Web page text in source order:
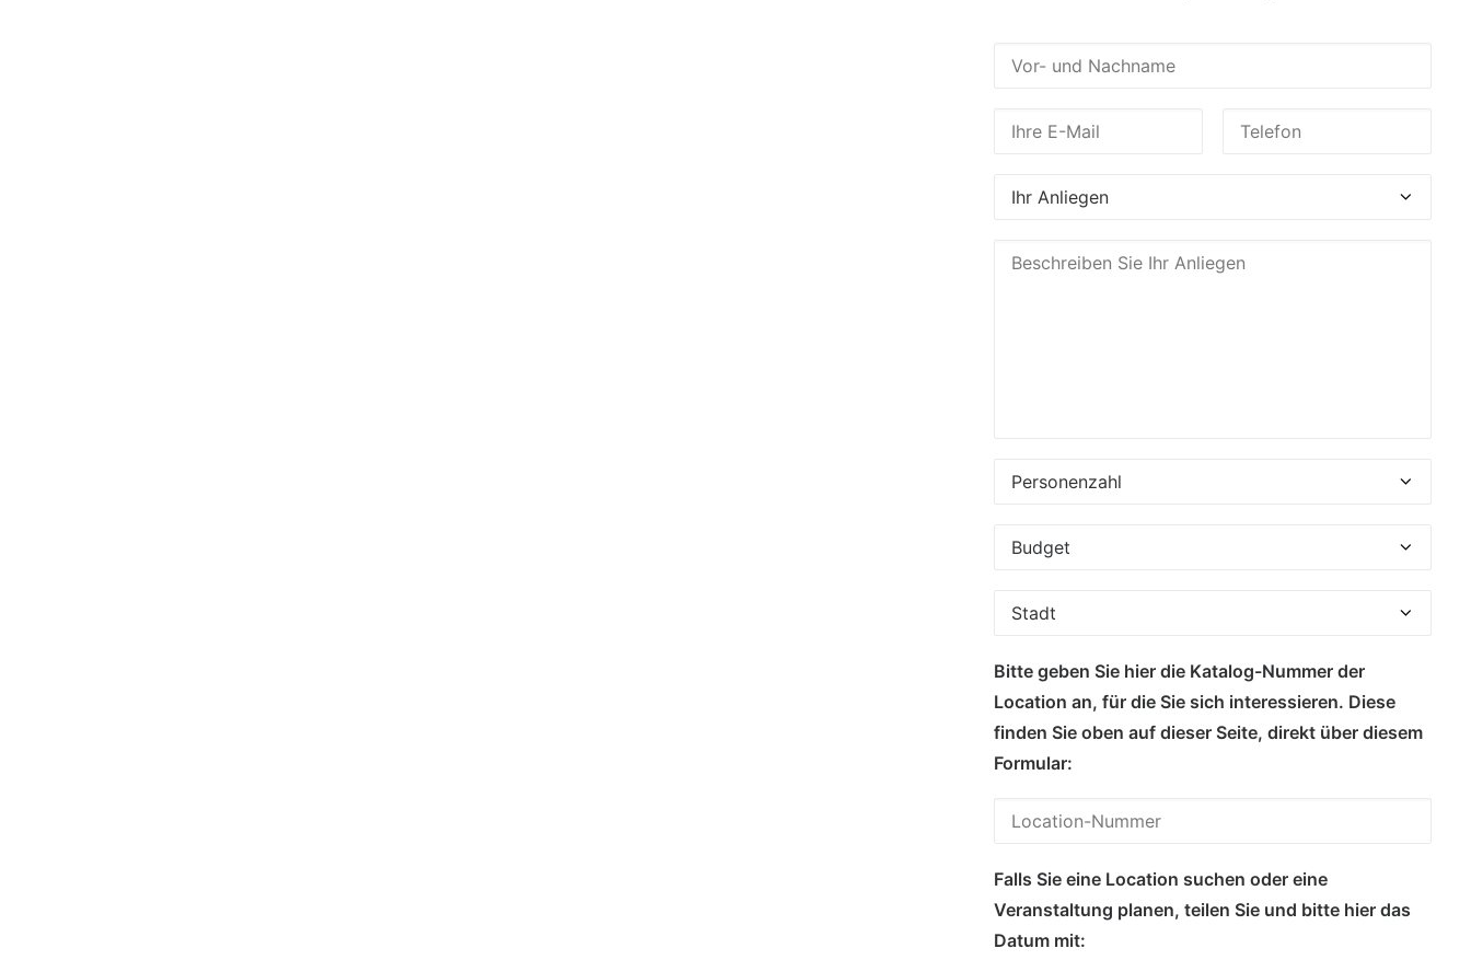
Bitte geben Sie hier die Katalog-Nummer der
Location an, für die Sie sich interessieren. Diese
finden Sie oben auf dieser Seite, direkt über diesem
Formular:
Falls Sie eine Location suchen oder eine
Veranstaltung planen, teilen Sie und bitte hier das
Datum mit: